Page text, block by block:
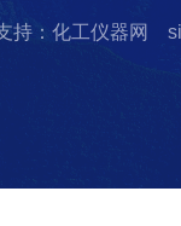
持：化工仪器网